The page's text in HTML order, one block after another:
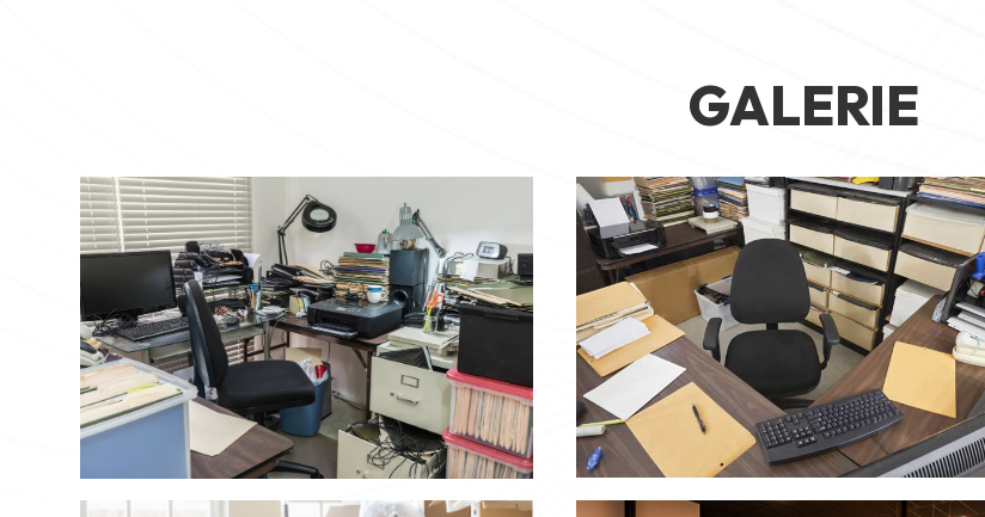
GALERIE